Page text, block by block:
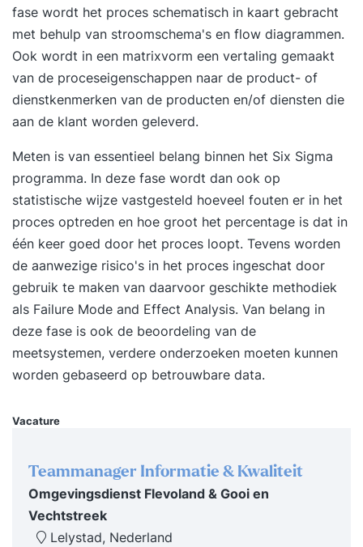
personen die binnen de organisatie
gesprekspartner zijn op het gebied van kwaliteit.
Affiniteit met bedrijfsvoering is een pré. Het is
belangrijk dat je werk hebt en een opdracht kunt
uitvoeren binnen de eigen organisatie. Indien dit
niet het geval is, dan kun je een casus ontvangen
bij je past? Doe een persoonlijke intake. • Je
vertaalt een strategische visie naar operationele
doelstellingen • Je kunt een bedrijfsstructuur
inrichten en benutten • Je maakt integrale
verbinding tussen mens, middelen en systeem •
Je kunt een (certificeerbaar)
kwaliteitsmanagementsysteem opzetten en bent
bekend met veel voorkomende
kwaliteitsmodellen • Je bent in staat om
kwaliteitsinstrumenten vorm te geven en te
gebruiken • Je weet hoe je een
vaardigheden op het gebied van communicatie,
collega’s medeplichtig om processen nog beter in
te richten • Je bent een waardevolle
gesprekspartner op het gebied van kwaliteit
Bijeenkomst 1: Introductie geschiedenis &
fase wordt het proces schematisch in kaart gebracht
met behulp van stroomschema's en flow diagrammen.
Ook wordt in een matrixvorm een vertaling gemaakt
van de proceseigenschappen naar de product- of
dienstkenmerken van de producten en/of diensten die
aan de klant worden geleverd.
Meten is van essentieel belang binnen het Six Sigma
programma. In deze fase wordt dan ook op
statistische wijze vastgesteld hoeveel fouten er in het
proces optreden en hoe groot het percentage is dat in
één keer goed door het proces loopt. Tevens worden
de aanwezige risico's in het proces ingeschat door
gebruik te maken van daarvoor geschikte methodiek
als Failure Mode and Effect Analysis. Van belang in
deze fase is ook de beoordeling van de
meetsystemen, verdere onderzoeken moeten kunnen
worden gebaseerd op betrouwbare data.
Vacature
Teammanager Informatie & Kwaliteit
Omgevingsdienst Flevoland & Gooi en
Vechtstreek
Lelystad, Nederland